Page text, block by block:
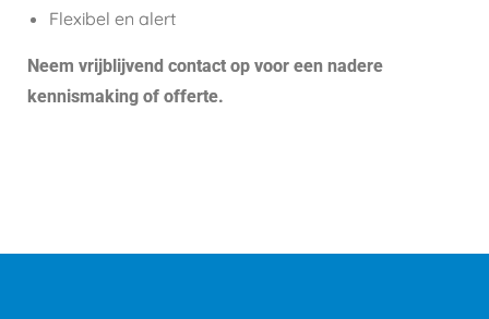
Flexibel en alert
Neem vrijblijvend contact op voor een nadere
kennismaking of offerte.